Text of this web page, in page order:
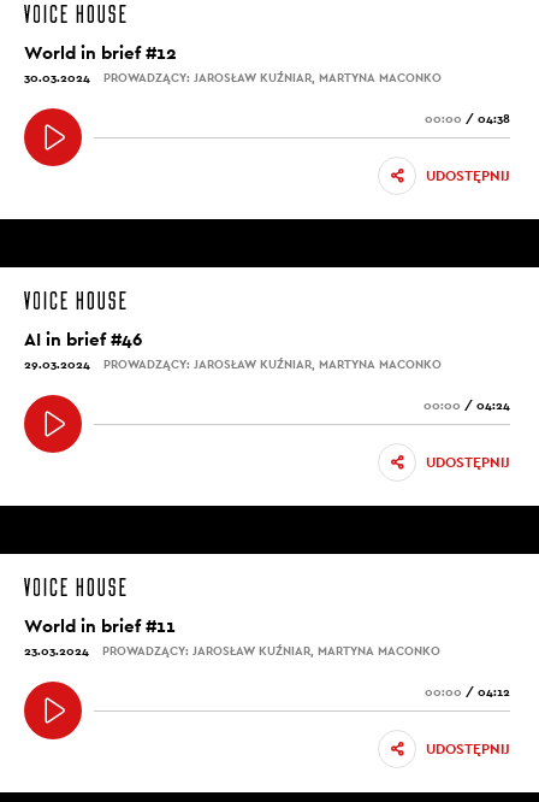
World in brief #12
30.03.2024 PROWADZĄCY: JAROSŁAW KUŹNIAR, MARTYNA MACONKO
00:00 / 04:38
UDOSTĘPNIJ
AI in brief #46
29.03.2024 PROWADZĄCY: JAROSŁAW KUŹNIAR, MARTYNA MACONKO
00:00 / 04:24
UDOSTĘPNIJ
World in brief #11
23.03.2024 PROWADZĄCY: JAROSŁAW KUŹNIAR, MARTYNA MACONKO
00:00 / 04:12
UDOSTĘPNIJ